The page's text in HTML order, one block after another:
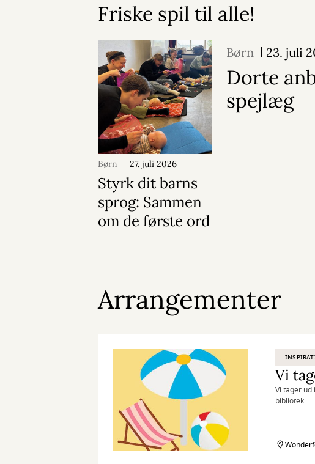
Friske spil til alle!
Børn 27. juli 2026
Styrk dit barns
sprog: Sammen
om de første ord
Børn 23. juli
Dorte
spejlæg
Arrangementer
Vi
Vi tager ud
bibliotek